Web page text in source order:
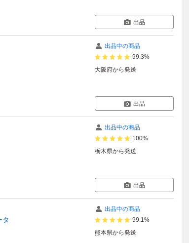
出品
出品中の商品
99.3%
大阪府から発送
出品
出品中の商品
100%
栃木県から発送
出品
タ
出品中の商品
99.1%
熊本県から発送